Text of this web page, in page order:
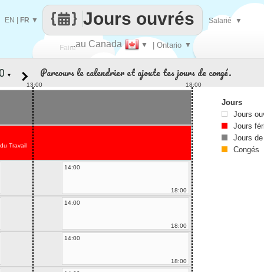
Faire..au Canada ▼ | Ontario ▼
Jours ouvrés
EN FR ▼ Salarié ▼
▼ Parcours le calendrier et ajoute tes jours de congé.
13:00 18:00
Travail
14:00
18:00
14:00
18:00
14:00
18:00
Jours
Jours
Jours
Jours
Congés